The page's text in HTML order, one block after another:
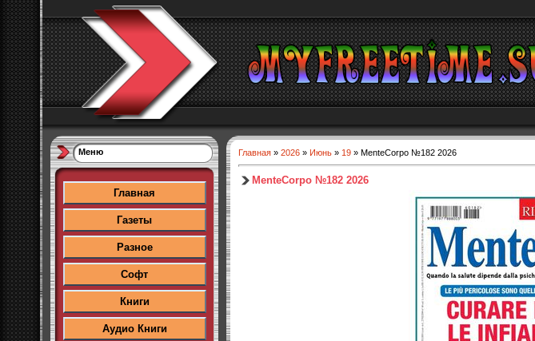
Меню
Главная
Газеты
Разное
Софт
Книги
Аудио Книги
Главная » 2026 » Июнь » 19 » MenteCorpo №182 2026
MenteCorpo №182 2026